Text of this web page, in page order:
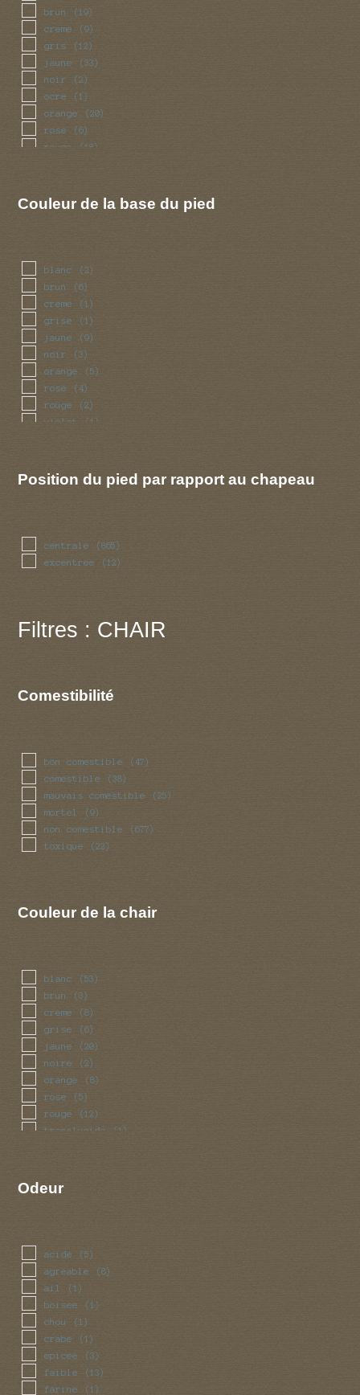
brun (19)
creme (9)
gris (12)
jaune (33)
noir (2)
ocre (1)
orange (20)
rose (6)
rouge (18)
Couleur de la base du pied
blanc (2)
brun (6)
creme (1)
grise (1)
jaune (9)
noir (3)
orange (5)
rose (4)
rouge (2)
violet (1)
Position du pied par rapport au chapeau
centrale (865)
excentree (12)
Filtres : CHAIR
Comestibilité
bon comestible (47)
comestible (38)
mauvais comestible (25)
mortel (9)
non comestible (677)
toxique (22)
Couleur de la chair
blanc (53)
brun (3)
creme (8)
grise (6)
jaune (20)
noire (2)
orange (8)
rose (5)
rouge (12)
translucide (1)
Odeur
acide (5)
agreable (8)
ail (1)
boisee (1)
chou (1)
crabe (1)
epicee (3)
faible (13)
farine (1)